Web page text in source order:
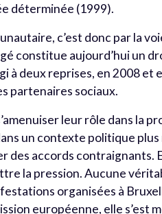
déterminée (1999).
c’est donc par la
constitue aujourd’hui un
à deux reprises, en 2008 et
partenaires sociaux.
leur rôle dans la
un contexte politique plus
des accords contraignants.
la pression. Aucune
organisées à
européenne, elle s’est